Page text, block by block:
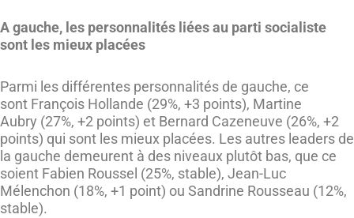
A gauche, les personnalités liées au parti socialiste
sont les mieux placées
Parmi les différentes personnalités de gauche, ce
sont François Hollande (29%, +3 points), Martine
Aubry (27%, +2 points) et Bernard Cazeneuve (26%, +2
points) qui sont les mieux placées. Les autres leaders de
la gauche demeurent à des niveaux plutôt bas, que ce
soient Fabien Roussel (25%, stable), Jean-Luc
Mélenchon (18%, +1 point) ou Sandrine Rousseau (12%,
stable).